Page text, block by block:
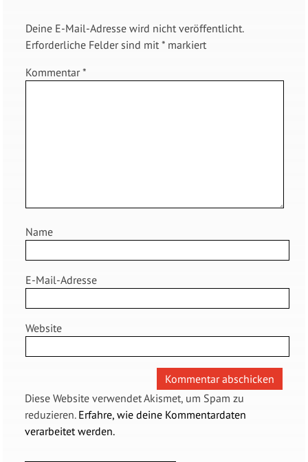
Deine E-Mail-Adresse wird nicht veröffentlicht.
Erforderliche Felder sind mit *markiert
Kommentar*
Name
E-Mail-Adresse
Website
Diese Website verwendet Akismet, um Spam zu
reduzieren. Erfahre, wie deine Kommentardaten
verarbeitet werden.